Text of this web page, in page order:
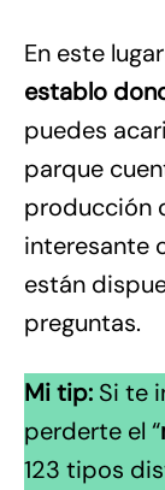
En este
establo
puedes
parque
producción
interesante
están
preguntas.
Mi tip: Si te
perderte el “
123 tipos